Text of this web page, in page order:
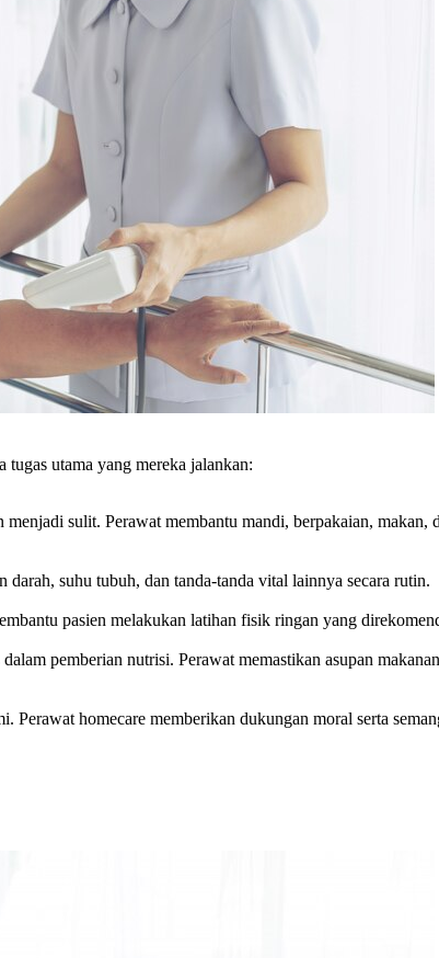
tugas utama yang mereka jalankan:
sulit. Perawat membantu mandi, berpakaian, makan,
darah, suhu tubuh, dan tanda-tanda vital lainnya secara rutin.
pasien melakukan latihan fisik ringan yang
pemberian nutrisi. Perawat memastikan asupan
Perawat homecare memberikan dukungan moral serta